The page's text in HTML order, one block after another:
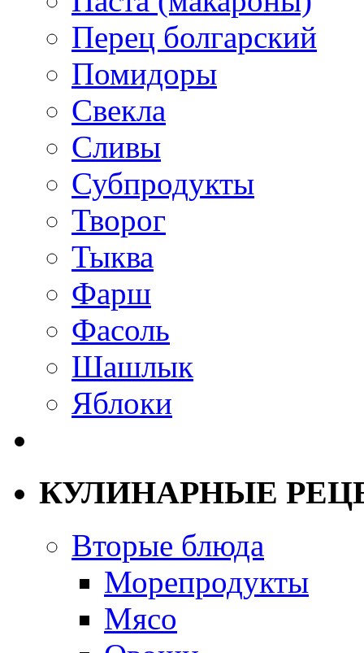
Перец болгарский
Помидоры
Свекла
Сливы
Субпродукты
Творог
Тыква
Фарш
Фасоль
Шашлык
Яблоки
КУЛИНАРНЫЕ
Вторые блюда
Морепродукты
Мясо